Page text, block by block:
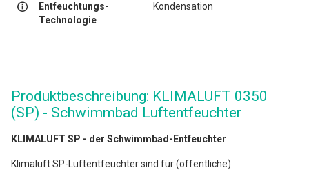
Entfeuchtungs-
Technologie
Kondensation
Produktbeschreibung: KLIMALUFT 0350
(SP) - Schwimmbad Luftentfeuchter
KLIMALUFT SP - der Schwimmbad-Entfeuchter
Klimaluft SP-Luftentfeuchter sind für (öffentliche)